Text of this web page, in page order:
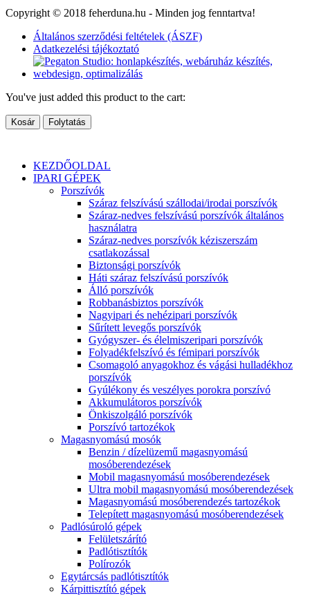
Copyright © 2018 feherduna.hu - Minden jog fenntartva!
Általános szerződési feltételek (ÁSZF)
Adatkezelési tájékoztató
You've just added this product to the cart:
Kosár Folytatás
KEZDŐOLDAL
IPARI GÉPEK
Porszívók
Száraz felszívású szállodai/irodai porszívók
Száraz-nedves felszívású porszívók általános
használatra
Száraz-nedves porszívók kéziszerszám
csatlakozással
Biztonsági porszívók
Háti száraz felszívású porszívók
Álló porszívók
Robbanásbiztos porszívók
Nagyipari és nehézipari porszívók
Sűrített levegős porszívók
Gyógyszer- és élelmiszeripari porszívók
Folyadékfelszívó és fémipari porszívók
Csomagoló anyagokhoz és vágási hulladékhoz
porszívók
Gyúlékony és veszélyes porokra porszívó
Akkumulátoros porszívók
Önkiszolgáló porszívók
Porszívó tartozékok
Magasnyomású mosók
Benzin / dízelüzemű magasnyomású
mosóberendezések
Mobil magasnyomású mosóberendezések
Ultra mobil magasnyomású mosóberendezések
Magasnyomású mosóberendezés tartozékok
Telepített magasnyomású mosóberendezések
Padlósúroló gépek
Felületszárító
Padlótisztítók
Polírozók
Egytárcsás padlótisztítók
Kárpittisztító gépek